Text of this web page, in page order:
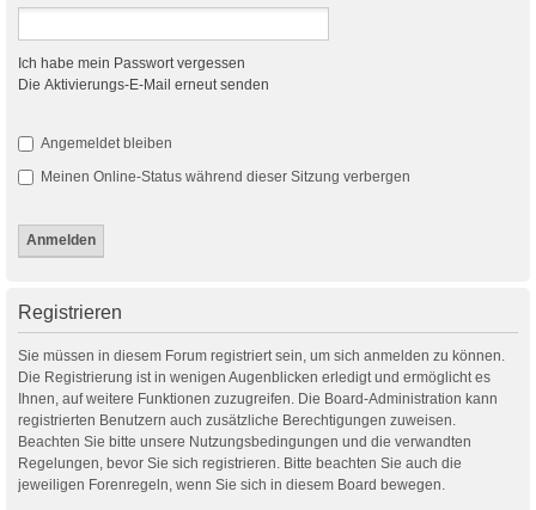
Ich habe mein Passwort vergessen
Die Aktivierungs-E-Mail erneut senden
Angemeldet bleiben
Meinen Online-Status während dieser Sitzung verbergen
Registrieren
Sie müssen in diesem Forum registriert sein, um sich anmelden zu können.
Die Registrierung ist in wenigen Augenblicken erledigt und ermöglicht es
Ihnen, auf weitere Funktionen zuzugreifen. Die Board-Administration kann
registrierten Benutzern auch zusätzliche Berechtigungen zuweisen.
Beachten Sie bitte unsere Nutzungsbedingungen und die verwandten
Regelungen, bevor Sie sich registrieren. Bitte beachten Sie auch die
jeweiligen Forenregeln, wenn Sie sich in diesem Board bewegen.